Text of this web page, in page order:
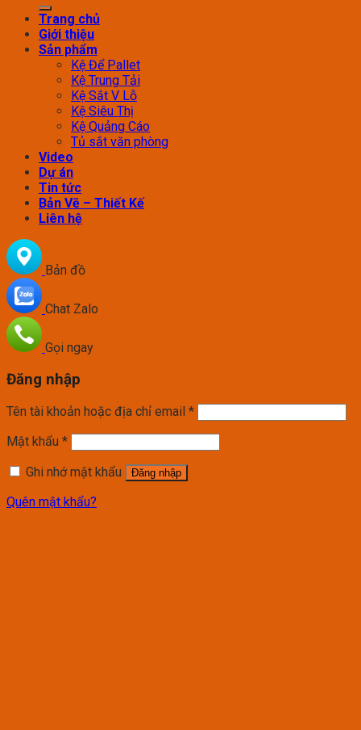
Trang chủ
Giới thiệu
Sản phẩm
Kệ Để Pallet
Kệ Trung Tải
Kệ Sắt V Lỗ
Kệ Siêu Thị
Kệ Quảng Cáo
Tủ sắt văn phòng
Video
Dự án
Tin tức
Bản Vẽ – Thiết Kế
Liên hệ
Bản đồ
Chat Zalo
Gọi ngay
Đăng nhập
Tên tài khoản hoặc địa chỉ email *
Mật khẩu *
Ghi nhớ mật khẩu
Đăng nhập
Quên mật khẩu?